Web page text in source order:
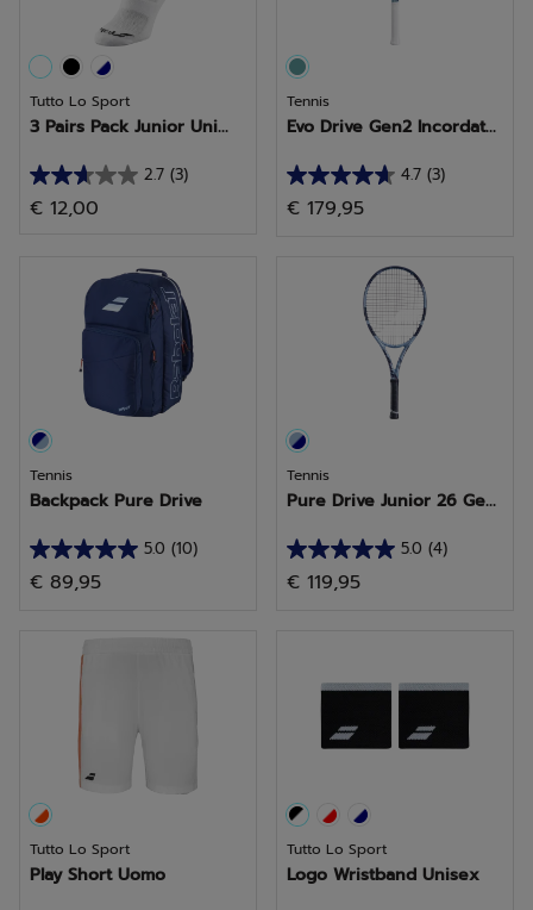
Tutto Lo Sport
3 Pairs Pack Junior Uni...
2.7 (3)
2.7
su
recensioni
€ 12,00
Tennis
Evo Drive Gen2 Incordat...
4.7 (3)
4.7
su
recensioni
€ 179,95
Tennis
Backpack Pure Drive
5.0 (10)
5.0
su
stelle.
€ 89,95
Tennis
Pure Drive Junior 26 Ge...
5.0 (4)
5.0
su
€ 119,95
Tutto Lo Sport
Play Short Uomo
Tutto Lo Sport
Logo Wristband Unisex